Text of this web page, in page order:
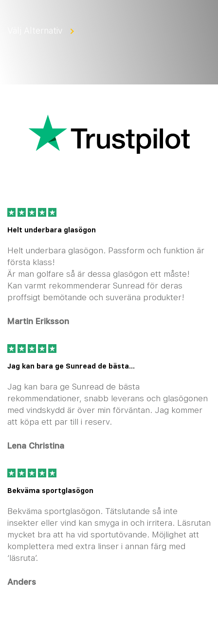
Välj Alternativ
Helt underbara glasögon
Helt underbara glasögon. Passform och funktion är
första klass!
Är man golfare så är dessa glasögon ett måste!
Kan varmt rekommenderar Sunread för deras
proffsigt bemötande och suveräna produkter!
Martin Eriksson
Jag kan bara ge Sunread de bästa…
Jag kan bara ge Sunread de bästa
rekommendationer, snabb leverans och glasögonen
med vindskydd är över min förväntan. Jag kommer
att köpa ett par till i reserv.
Lena Christina
Bekväma sportglasögon
Bekväma sportglasögon. Tätslutande så inte
insekter eller vind kan smyga in och irritera. Läsrutan
mycket bra att ha vid sportutövande. Möjlighet att
komplettera med extra linser i annan färg med
‘läsruta’.
Anders